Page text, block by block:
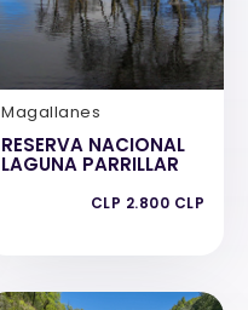
Magallanes
RESERVA NACIONAL
LAGUNA PARRILLAR
CLP 2.800 CLP